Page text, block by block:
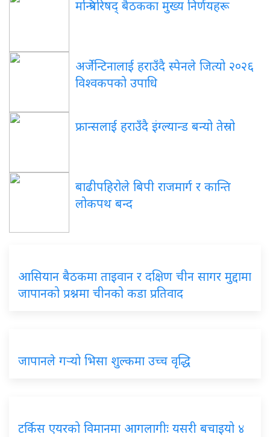
मन्त्रिपरिषद् बैठकका मुख्य निर्णयहरू
अर्जेन्टिनालाई हराउँदै स्पेनले जित्यो २०२६
विश्वकपको उपाधि
फ्रान्सलाई हराउँदै इंग्ल्यान्ड बन्यो तेस्रो
बाढीपहिरोले बिपी राजमार्ग र कान्ति
लोकपथ बन्द
आसियान बैठकमा ताइवान र दक्षिण चीन सागर मुद्दामा
जापानको प्रश्नमा चीनको कडा प्रतिवाद
जापानले गर्‍यो भिसा शुल्कमा उच्च वृद्धि
टर्किस एयरको विमानमा आगलागीः यसरी बचाइयो ४